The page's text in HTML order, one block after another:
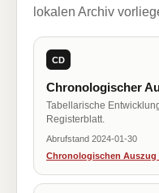
lokalen Archiv
CD
Chronologischer
Tabellarische
Registerblatt.
Abrufstand 2024-01-30
Chronologischen Auszug